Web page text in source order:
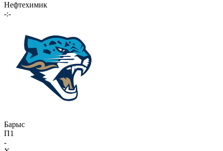
Нефтехимик
-:-
Барыс
П1
-